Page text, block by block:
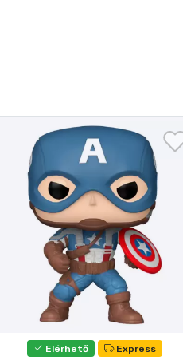
Elérhető Express